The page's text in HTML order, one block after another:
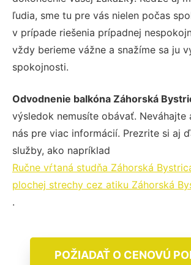
ľudia, sme tu pre vás nielen počas
v prípade riešenia prípadnej
vždy berieme vážne a snažíme sa ju
spokojnosti.
Odvodnenie balkóna Záhorská
výsledok nemusíte obávať. Neváhajte
nás pre viac informácií. Prezrite si aj
služby, ako napríklad
Ručne vŕtaná studňa Záhorská
plochej strechy cez atiku Záhorská
.
POŽIADAŤ O CENOVÚ